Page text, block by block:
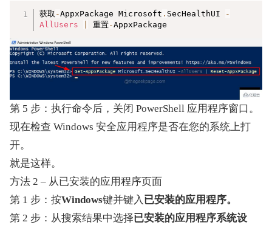
获取 -AppxPackage Microsoft . SecHealthUI
-
AllUsers
重置-AppxPackage
第 5 步：执行命令后，关闭 PowerShell 应用程序窗口。
现在检查 Windows 安全应用程序是否在您的系统上打
开。
就是这样。
方法 2 – 从已安装的应用程序页面
第 1 步：按Windows键并键入 已安装的应用程序。
第 2 步：从搜索结果中选择已安装的应用程序系统设